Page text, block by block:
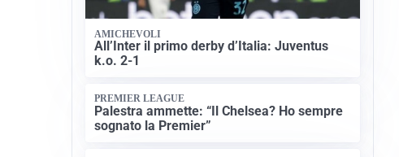
AMICHEVOLI
All’Inter il primo derby d’Italia: Juventus
k.o. 2-1
PREMIER LEAGUE
Palestra ammette: “Il Chelsea? Ho sempre
sognato la Premier”